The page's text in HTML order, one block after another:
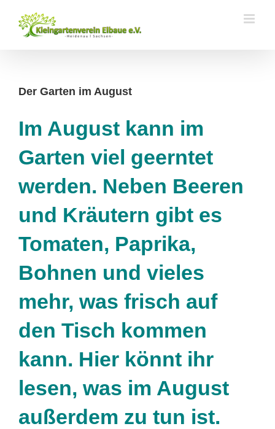
Inhalt
springen
Der Garten im August
Im August kann im
Garten viel geerntet
werden. Neben Beeren
und Kräutern gibt es
Tomaten, Paprika,
Bohnen und vieles
mehr, was frisch auf
den Tisch kommen
kann. Hier könnt ihr
lesen, was im August
außerdem zu tun ist.